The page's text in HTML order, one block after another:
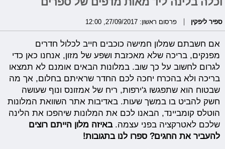
ספיר ליפקין פרסום ראשון: 27/09/2017, 12:00
אם חשבתם שמלון חמישה כוכבים חייב לכלול חדרים
מפנקים, בריכה שלא מאכזבת ושפע של מזון, אנחנו כאן כדי
לגרום לחשוב על כך שוב. במלונות הבאים אומנם לא תמצאו
בריכה ולא בהכרח יחכה לכם החדר שראיתם בחלום, אך מה
שבטוח הוא שתפגשו ג'ירפות, ריח של אמזונס ונוף שעושה
חשק להביט בו במשך שעות. באדיבות אתר השוואת המלונות
הוטלס קומביינד, הבאנו לכם את המלונות שיהפכו את הלינה
שלכם לאטרקציה בפני עצמה.באיזה מלון הייתם רוצים
להעביר את החגים? ספרו לנו בתגובות!